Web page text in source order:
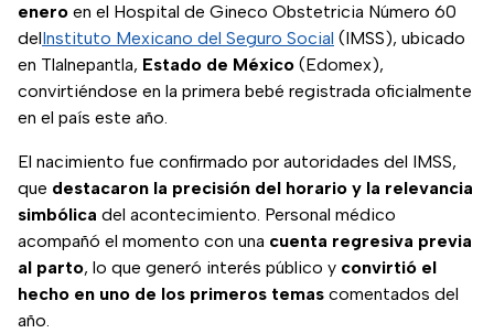
enero en el Hospital de Gineco Obstetricia Número 60
delInstituto Mexicano del Seguro Social (IMSS), ubicado
en Tlalnepantla, Estado de México (Edomex),
convirtiéndose en la primera bebé registrada oficialmente
en el país este año.
El nacimiento fue confirmado por autoridades del IMSS,
que destacaron la precisión del horario y la relevancia
simbólica del acontecimiento. Personal médico
acompañó el momento con una cuenta regresiva previa
al parto, lo que generó interés público y convirtió el
hecho en uno de los primeros temas comentados del
año.